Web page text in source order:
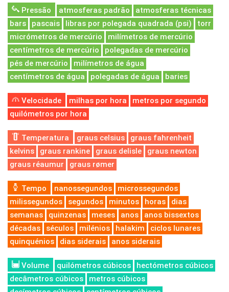
Pressão atmosferas padrão
atmosferas técnicas
bars
pascais libras por polegada quadrada (psi)
torr
micrómetros de mercúrio
milímetros de mercúrio
centímetros de mercúrio
polegadas de mercúrio
pés de mercúrio
milímetros de água
centímetros de água
polegadas de água baries
Velocidade milhas por hora
metros por segundo
quilómetros por hora
Temperatura graus celsius
graus fahrenheit
kelvins
graus rankine graus delisle
graus newton
graus réaumur
graus rømer
Tempo nanossegundos
microssegundos
milissegundos
segundos minutos horas
dias
semanas
quinzenas meses anos
anos bissextos
décadas
séculos milénios halakim
ciclos lunares
quinquénios
dias siderais anos siderais
Volume quilómetros cúbicos
hectómetros cúbicos
decâmetros cúbicos
metros cúbicos